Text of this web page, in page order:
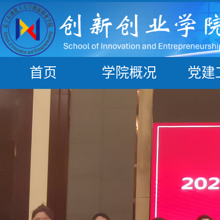
首页 学院概况 党建